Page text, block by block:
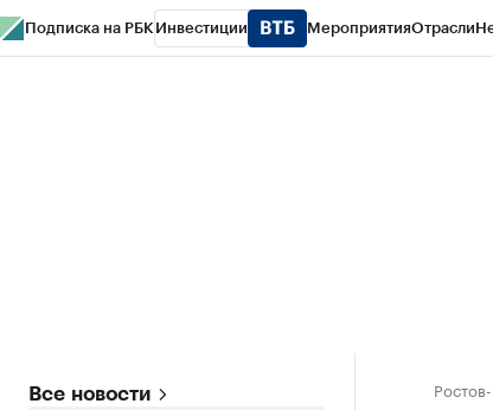
Подписка на РБК Инвестиции МероприятияОтрасли
Все новости